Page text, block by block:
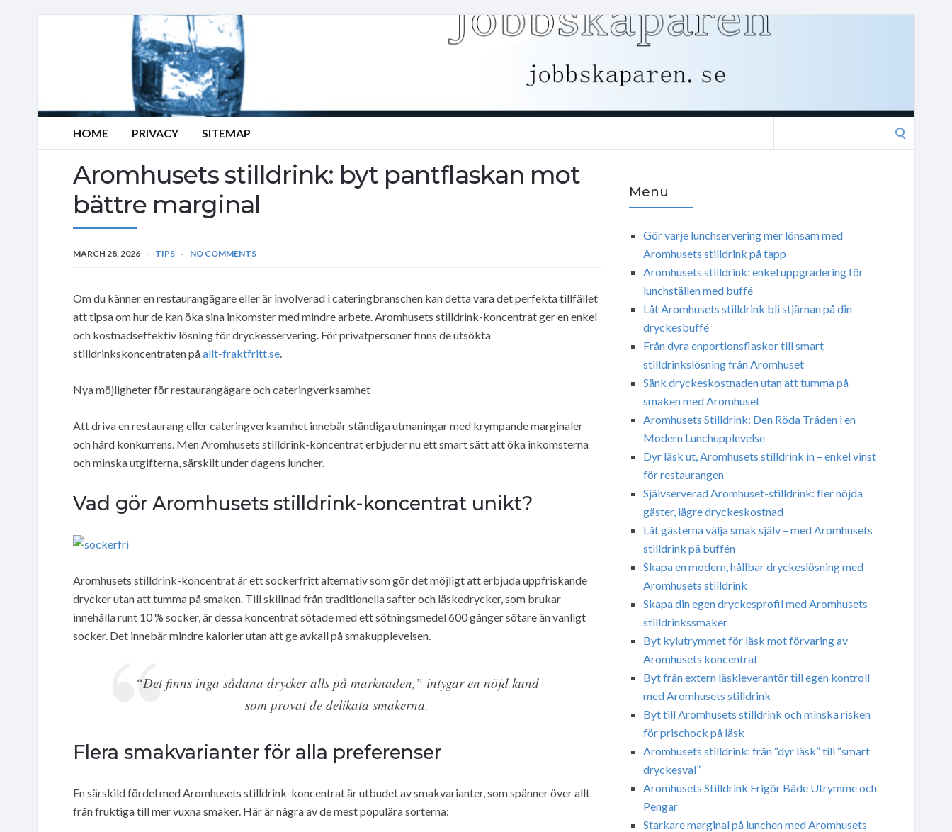
HOME PRIVACY SITEMAP
Aromhusets stilldrink: byt pantflaskan mot
bättre marginal
MARCH 28, 2026 TIPS NO COMMENTS
Om du känner en restaurangägare eller är involverad i cateringbranschen kan detta vara det perfekta tillfället
att tipsa om hur de kan öka sina inkomster med mindre arbete. Aromhusets stilldrink-koncentrat ger en enkel
och kostnadseffektiv lösning för dryckesservering. För privatpersoner finns de utsökta
stilldrinkskoncentraten påallt-fraktfritt.se.
Nya möjligheter för restaurangägare och cateringverksamhet
Att driva en restaurang eller cateringverksamhet innebär ständiga utmaningar med krympande marginaler
och hård konkurrens. Men Aromhusets stilldrink-koncentrat erbjuder nu ett smart sätt att öka inkomsterna
och minska utgifterna, särskilt under dagens luncher.
Vad gör Aromhusets stilldrink-koncentrat unikt?
Aromhusets stilldrink-koncentrat är ett sockerfritt alternativ som gör det möjligt att erbjuda uppfriskande
drycker utan att tumma på smaken. Till skillnad från traditionella safter och läskedrycker, som brukar
innehålla runt 10 % socker, är dessa koncentrat sötade med ett sötningsmedel 600 gånger sötare än vanligt
socker. Det innebär mindre kalorier utan att ge avkall på smakupplevelsen.
“Det finns inga sådana drycker alls på marknaden,” intygar en nöjd kund
som provat de delikata smakerna.
Flera smakvarianter för alla preferenser
En särskild fördel med Aromhusets stilldrink-koncentrat är utbudet av smakvarianter, som spänner över allt
från fruktiga till mer vuxna smaker. Här är några av de mest populära sorterna:
Menu
Gör varje lunchservering mer lönsam med
Aromhusets stilldrink på tapp
Aromhusets stilldrink: enkel uppgradering för
lunchställen med buffé
Låt Aromhusets stilldrink bli stjärnan på din
dryckesbuffé
Från dyra enportionsflaskor till smart
stilldrinkslösning från Aromhuset
Sänk dryckeskostnaden utan att tumma på
smaken med Aromhuset
Aromhusets Stilldrink: Den Röda Tråden i en
Modern Lunchupplevelse
Dyr läsk ut, Aromhusets stilldrink in – enkel vinst
för restaurangen
Självserverad Aromhuset-stilldrink: fler nöjda
gäster, lägre dryckeskostnad
Låt gästerna välja smak själv – med Aromhusets
stilldrink på buffén
Skapa en modern, hållbar dryckeslösning med
Aromhusets stilldrink
Skapa din egen dryckesprofil med Aromhusets
stilldrinkssmaker
Byt kylutrymmet för läsk mot förvaring av
Aromhusets koncentrat
Byt från extern läskleverantör till egen kontroll
med Aromhusets stilldrink
Byt till Aromhusets stilldrink och minska risken
för prischock på läsk
Aromhusets stilldrink: från “dyr läsk” till “smart
dryckesval”
Aromhusets Stilldrink Frigör Både Utrymme och
Pengar
Starkare marginal på lunchen med Aromhusets